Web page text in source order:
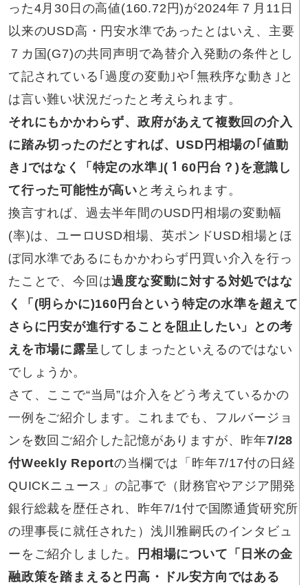
った4月30日の高値(160.72円)が2024年７月11日
以来のUSD高・円安水準であったとはいえ、主要
７カ国(G7)の共同声明で為替介入発動の条件とし
て記されている｢過度の変動｣や｢無秩序な動き｣と
は言い難い状況だったと考えられます。
それにもかかわらず、政府があえて複数回の介入
に踏み切ったのだとすれば、USD円相場の｢値動
き｣ではなく「特定の水準｣(１60円台？)を意識し
て行った可能性が高い と考えられます。
換言すれば、過去半年間のUSD円相場の変動幅
(率)は、ユーロUSD相場、英ポンドUSD相場とほ
ぼ同水準であるにもかかわらず円買い介入を行っ
たことで、今回は過度な変動に対する対処ではな
く「(明らかに)160円台という特定の水準を超えて
さらに円安が進行することを阻止したい」との考
えを市場に露呈 してしまったといえるのではない
でしょうか。
さて、ここで“当局”は介入をどう考えているかの
一例をご紹介します。これまでも、フルバージョ
ンを数回ご紹介した記憶がありますが、昨年7/28
付Weekly Reportの当欄では「昨年7/17付の日経
QUICKニュース」の記事で（財務官やアジア開発
銀行総裁を歴任され、昨年7/1付で国際通貨研究所
の理事長に就任された）浅川雅嗣氏のインタビュ
ーをご紹介しました。
円相場について「日米の金
融政策を踏まえると円高・ドル安方向ではある